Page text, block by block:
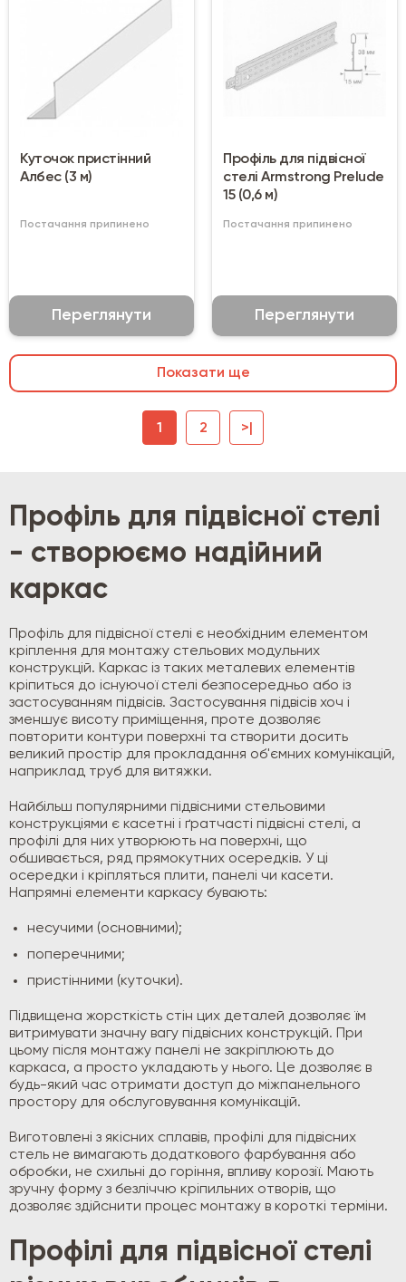
Куточок пристінний
Албес (3 м)
Постачання припинено
Переглянути
Профіль для підвісної
стелі Armstrong Prelude
15 (0,6 м)
Постачання припинено
Переглянути
Показати ще
1 2 >|
Профіль для підвісної стелі
- створюємо надійний
каркас
Профіль для підвісної стелі є необхідним елементом
кріплення для монтажу стельових модульних
конструкцій. Каркас із таких металевих елементів
кріпиться до існуючої стелі безпосередньо або із
застосуванням підвісів. Застосування підвісів хоч і
зменшує висоту приміщення, проте дозволяє
повторити контури поверхні та створити досить
великий простір для прокладання об'ємних комунікацій,
наприклад труб для витяжки.
Найбільш популярними підвісними стельовими
конструкціями є касетні і ґратчасті підвісні стелі, а
профілі для них утворюють на поверхні, що
обшивається, ряд прямокутних осередків. У ці
осередки і кріпляться плити, панелі чи касети.
Напрямні елементи каркасу бувають:
несучими (основними);
поперечними;
пристінними (куточки).
Підвищена жорсткість стін цих деталей дозволяє їм
витримувати значну вагу підвісних конструкцій. При
цьому після монтажу панелі не закріплюють до
каркаса, а просто укладають у нього. Це дозволяє в
будь-який час отримати доступ до міжпанельного
простору для обслуговування комунікацій.
Виготовлені з якісних сплавів, профілі для підвісних
стель не вимагають додаткового фарбування або
обробки, не схильні до горіння, впливу корозії. Мають
зручну форму з безліччю кріпильних отворів, що
дозволяє здійснити процес монтажу в короткі терміни.
Профілі для підвісної стелі